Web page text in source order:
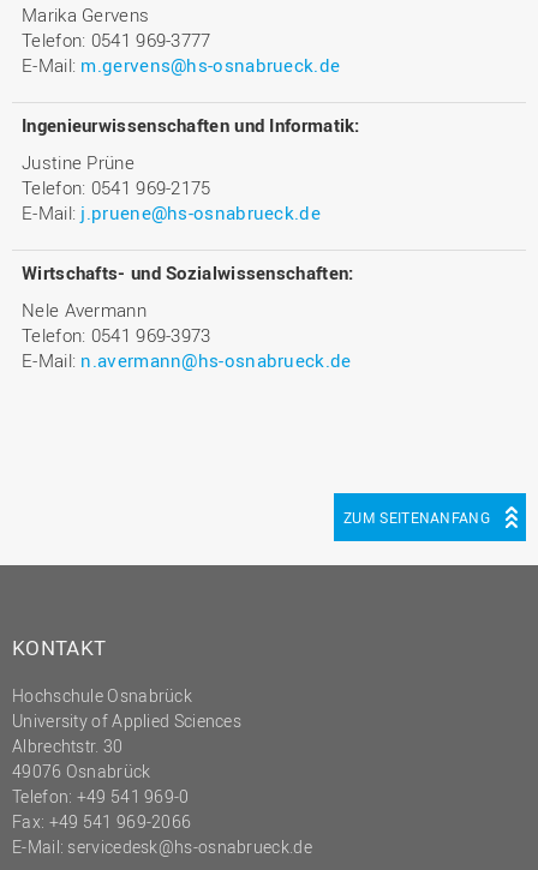
Marika Gervens
Telefon: 0541 969-3777
E-Mail: m.gervens@hs-osnabrueck.de
Ingenieurwissenschaften und Informatik:
Justine Prüne
Telefon: 0541 969-2175
E-Mail: j.pruene@hs-osnabrueck.de
Wirtschafts- und Sozialwissenschaften:
Nele Avermann
Telefon: 0541 969-3973
E-Mail: n.avermann@hs-osnabrueck.de
ZUM SEITENANFANG
KONTAKT
Hochschule Osnabrück
University of Applied Sciences
Albrechtstr. 30
49076 Osnabrück
Telefon: +49 541 969-0
Fax: +49 541 969-2066
E-Mail: servicedesk@hs-osnabrueck.de